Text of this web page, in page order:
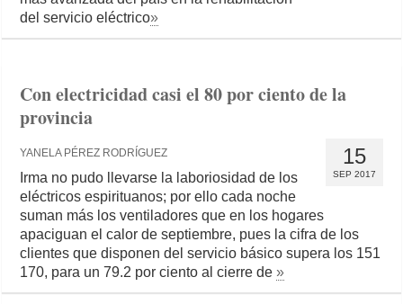
del servicio eléctrico»
Con electricidad casi el 80 por ciento de la
provincia
15
SEP 2017
YANELA PÉREZ RODRÍGUEZ
Irma no pudo llevarse la laboriosidad de los
eléctricos espirituanos; por ello cada noche
suman más los ventiladores que en los hogares
apaciguan el calor de septiembre, pues la cifra de los
clientes que disponen del servicio básico supera los 151
170, para un 79.2 por ciento al cierre de»